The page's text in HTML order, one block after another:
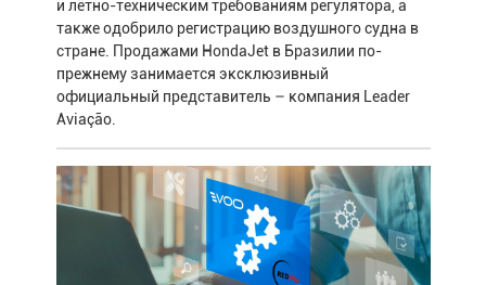
и лётно-техническим требованиям регулятора, а
также одобрило регистрацию воздушного судна в
стране. Продажами HondaJet в Бразилии по-
прежнему занимается эксклюзивный
официальный представитель – компания Leader
Aviação.